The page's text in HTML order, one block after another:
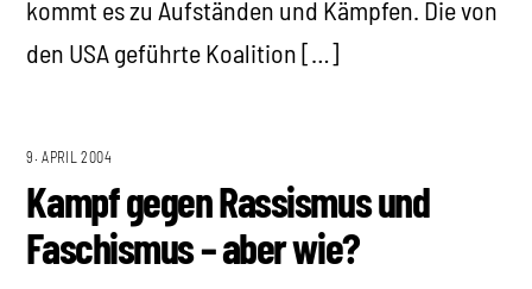
kommt es zu Aufständen und Kämpfen. Die von
den USA geführte Koalition […]
9. APRIL 2004
Kampf gegen Rassismus und
Faschismus – aber wie?